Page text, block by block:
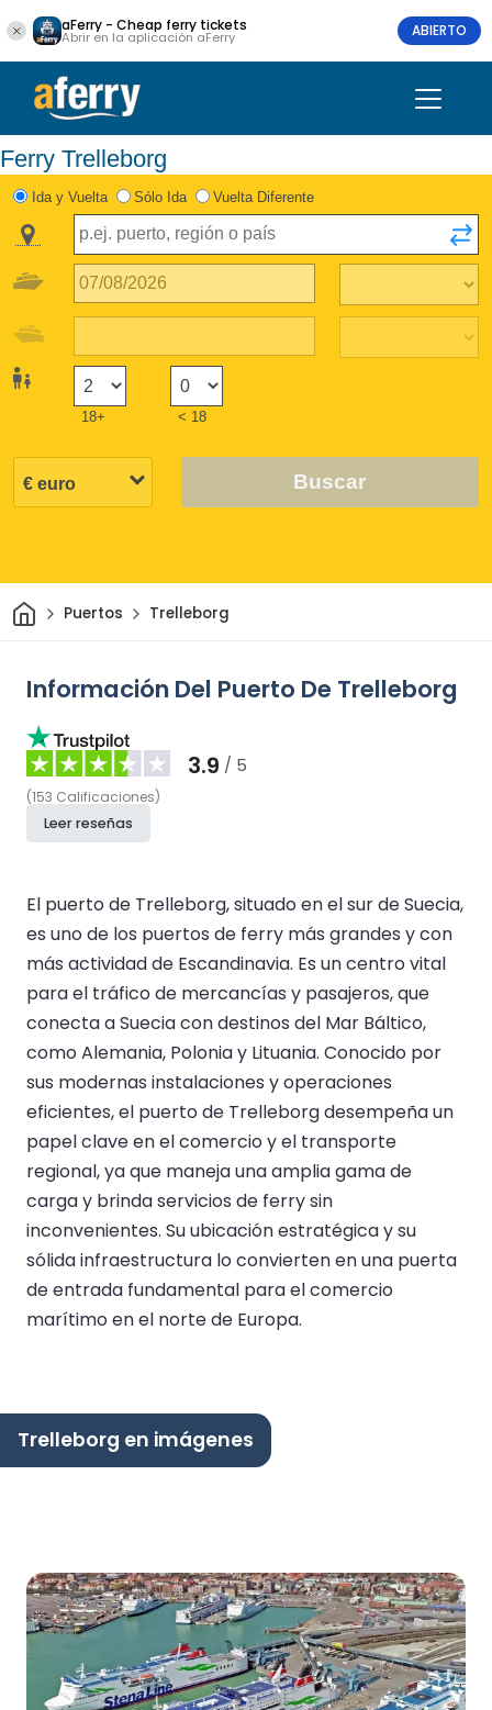
aFerry - Cheap ferry tickets
Abrir en la aplicación aFerry ABIERTO
Ferry Trelleborg
Ida y Vuelta Sólo Ida Vuelta Diferente
18+ < 18
Buscar
InicioPuertos Trelleborg
Información Del Puerto De Trelleborg
3.9 / 5
(153 Calificaciones)
Leer reseñas
El puerto de Trelleborg, situado en el sur de Suecia,
es uno de los puertos de ferry más grandes y con
más actividad de Escandinavia. Es un centro vital
para el tráfico de mercancías y pasajeros, que
conecta a Suecia con destinos del Mar Báltico,
como Alemania, Polonia y Lituania. Conocido por
sus modernas instalaciones y operaciones
eficientes, el puerto de Trelleborg desempeña un
papel clave en el comercio y el transporte
regional, ya que maneja una amplia gama de
carga y brinda servicios de ferry sin
inconvenientes. Su ubicación estratégica y su
sólida infraestructura lo convierten en una puerta
de entrada fundamental para el comercio
marítimo en el norte de Europa.
Trelleborg en imágenes